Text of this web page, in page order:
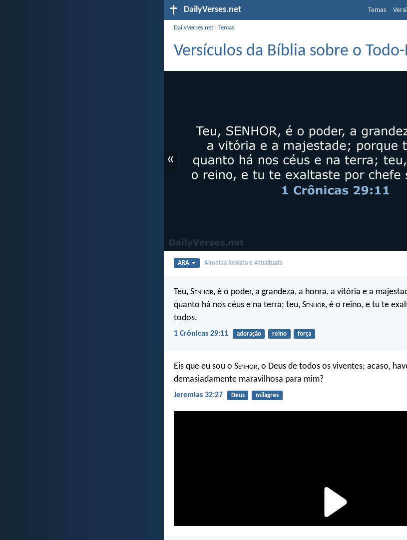
DailyVerses.net Temas
DailyVerses.net ›Temas
Versículos da Bíblia sobre o
«
ARA Almeida Revista e Atualizada
Teu, Senhor, é o poder, a grandeza, a honra, a vitória e a
quanto há nos céus e na terra; teu, Senhor, é o reino, e tu te
todos.
1 Crônicas 29:11 adoração reino força
Eis que eu sou o Senhor, o Deus de todos os viventes; acaso,
demasiadamente maravilhosa para mim?
Jeremias 32:27 Deus milagres